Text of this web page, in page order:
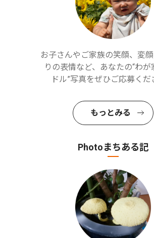
お子さんやご家族の笑顔、変
りの表情など、あなたの“わが
ドル”写真をぜひご応募くだ
もっとみる
Photoまちある記